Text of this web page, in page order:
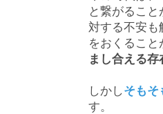
と繋がるこ
対する不安も
をおくるこ
まし合える
しかしそもそ
す。